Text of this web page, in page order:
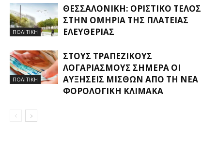
ΠΟΛΙΤΙΚΗ
ΘΕΣΣΑΛΟΝΊΚΗ: ΟΡΙΣΤΙΚΌ ΤΈΛΟΣ
ΣΤΗΝ ΟΜΗΡΊΑ ΤΗΣ ΠΛΑΤΕΊΑΣ
ΕΛΕΥΘΕΡΊΑΣ
ΠΟΛΙΤΙΚΗ
ΣΤΟΥΣ ΤΡΑΠΕΖΙΚΟΎΣ
ΛΟΓΑΡΙΑΣΜΟΎΣ ΣΉΜΕΡΑ ΟΙ
ΑΥΞΉΣΕΙΣ ΜΙΣΘΏΝ ΑΠΌ ΤΗ ΝΈΑ
ΦΟΡΟΛΟΓΙΚΉ ΚΛΊΜΑΚΑ